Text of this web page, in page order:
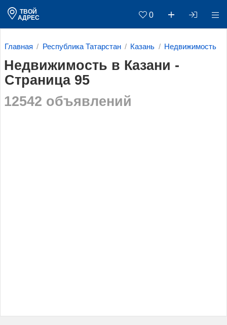
ТВОЙ
АДРЕС
0
Главная Республика Татарстан Казань Недвижимость
Недвижимость в Казани -
Страница 95
12542 объявлений